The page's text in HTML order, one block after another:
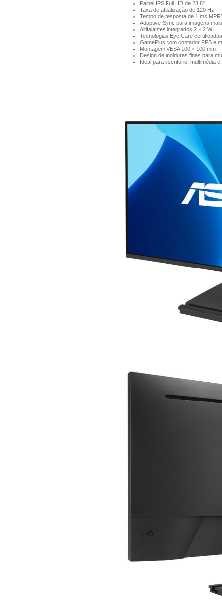
Painel IPS Full HD de 23,8"
Taxa de atualização de 120 Hz
Tempo de resposta de 1 ms
Adaptive-Sync para imagens
Altifalantes integrados 2 × 2 W
Tecnologias Eye Care
GamePlus com contador FPS e
Montagem VESA 100 × 100 mm
Design de molduras finas para
Ideal para escritório, multimédia e